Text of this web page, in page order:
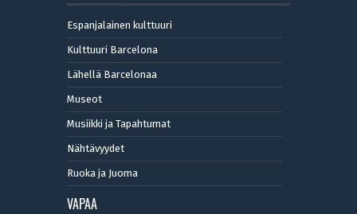
Espanjalainen kulttuuri
Kulttuuri Barcelona
Lähellä Barcelonaa
Museot
Musiikki ja Tapahtumat
Nähtävyydet
Ruoka ja Juoma
VAPAA